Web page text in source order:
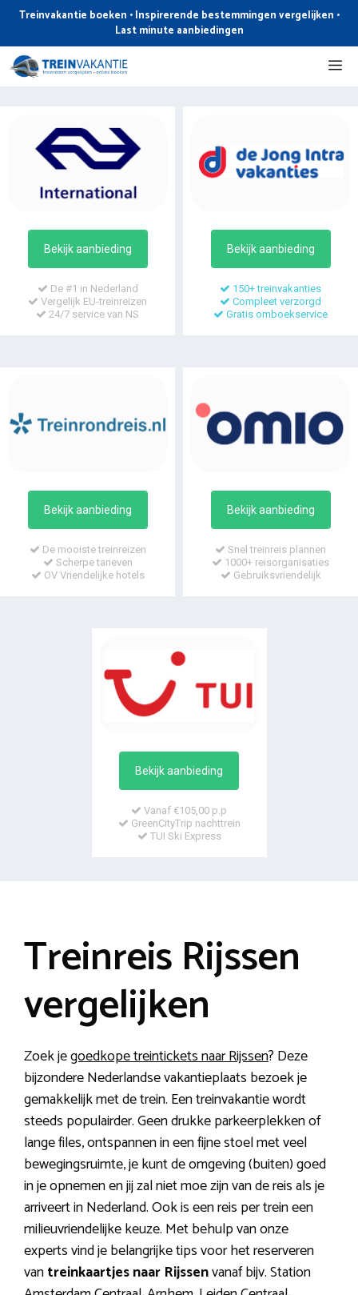
de
inhoud
Treinvakantie boeken • Inspirerende bestemmingen vergelijken •
Last minute aanbiedingen
Bekijk aanbieding
De #1 in Nederland
Vergelijk EU-treinreizen
24/7 service van NS
Bekijk aanbieding
150+ treinvakanties
Compleet verzorgd
Gratis omboekservice
Bekijk aanbieding
De mooiste treinreizen
Scherpe tarieven
OV Vriendelijke hotels
Bekijk aanbieding
Snel treinreis plannen
1000+ reisorganisaties
Gebruiksvriendelijk
Bekijk aanbieding
Vanaf €105,00 p.p
GreenCityTrip nachttrein
TUI Ski Express
Treinreis Rijssen
vergelijken
Zoek jegoedkope treintickets naar Rijssen? Deze
bijzondere Nederlandse vakantieplaats bezoek je
gemakkelijk met de trein. Een treinvakantie wordt
steeds populairder. Geen drukke parkeerplekken of
lange files, ontspannen in een fijne stoel met veel
bewegingsruimte, je kunt de omgeving (buiten) goed
in je opnemen en jij zal niet moe zijn van de reis als je
arriveert in Nederland. Ook is een reis per trein een
milieuvriendelijke keuze. Met behulp van onze
experts vind je belangrijke tips voor het reserveren
vantreinkaartjes naar Rijssenvanaf bijv. Station